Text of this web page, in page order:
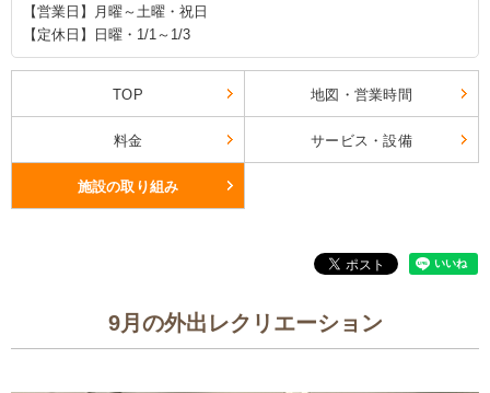
【営業日】月曜～土曜・祝日
【定休日】日曜・1/1～1/3
TOP 地図・営業時間
料金 サービス・設備
施設の取り組み
9月の外出レクリエーション